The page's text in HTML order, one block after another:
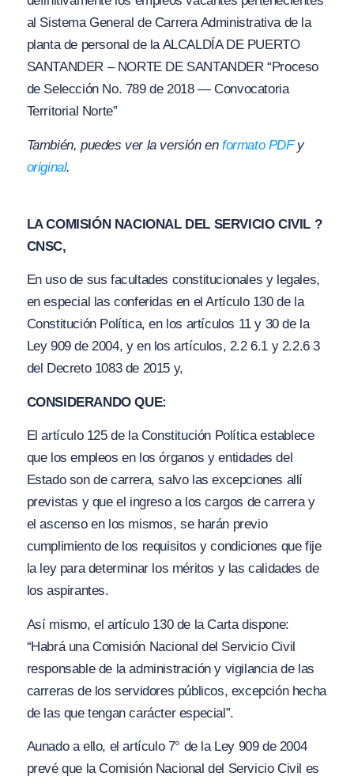
al Sistema General de Carrera Administrativa de la
planta de personal de la ALCALDÍA DE PUERTO
SANTANDER – NORTE DE SANTANDER “Proceso
de Selección No. 789 de 2018 — Convocatoria
Territorial Norte”
También, puedes ver la versión en formato PDFy
original.
LA COMISIÓN NACIONAL DEL SERVICIO CIVIL ?
CNSC,
En uso de sus facultades constitucionales y legales,
en especial las conferidas en el Artículo 130 de la
Constitución Política, en los artículos 11y 30 de la
Ley 909 de 2004, y en los artículos, 2.2 6.1 y 2.2.6 3
del Decreto 1083 de 2015 y,
CONSIDERANDO QUE:
El artículo 125 de la Constitución Política establece
que los empleos en los órganos y entidades del
Estado son de carrera, salvo las excepciones allí
previstas y que el ingreso a los cargos de carrera y
el ascenso en los mismos, se harán previo
cumplimiento de los requisitos y condiciones que fije
la ley para determinar los méritos y las calidades de
los aspirantes.
Así mismo, el artículo 130 de la Carta dispone:
“Habrá una Comisión Nacional del Servicio Civil
responsable de la administración y vigilancia de las
carreras de los servidores públicos, excepción hecha
de las que tengan carácter especial”.
Aunado a ello, el artículo 7° de la Ley 909 de 2004
prevé que la Comisión Nacional del Servicio Civil es